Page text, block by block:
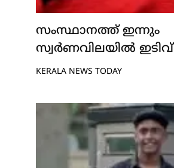
സംസ്ഥാനത്ത് ഇന്നും
സ്വർണവിലയിൽ ഇടിവ്
KERALA NEWS TODAY